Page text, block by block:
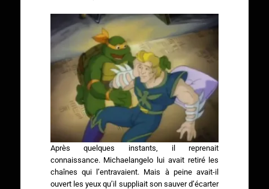
Après quelques instants, il reprenait
connaissance. Michaelangelo lui avait retiré les
chaînes qui l’entravaient. Mais à peine avait-il
ouvert les yeux qu’il suppliait son sauver d’écarter